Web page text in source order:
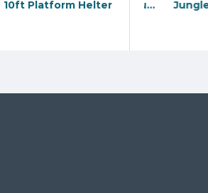
10ft Platform Helter Skelter Rutsche Jungle